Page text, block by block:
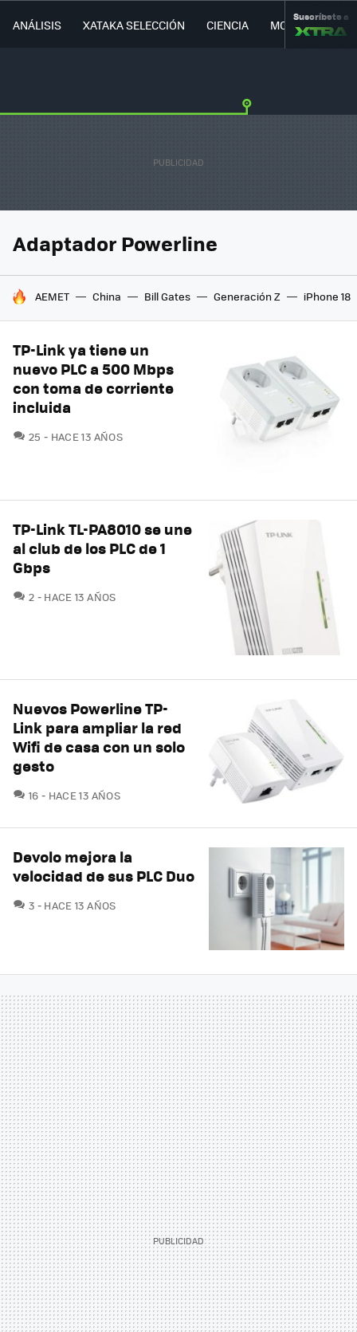
ANÁLISIS XATAKA SELECCIÓN CIENCIA MOVILIDAD
Suscríbete a
Adaptador Powerline
HOY SE HABLA DE
AEMET China Bill Gates Generación Z iPhone 18
TP-Link ya tiene un
nuevo PLC a 500 Mbps
con toma de corriente
incluida
25 COMENTARIOS
HACE 13 AÑOS
TP-Link TL-PA8010 se une
al club de los PLC de 1
Gbps
2 COMENTARIOS
HACE 13 AÑOS
Nuevos Powerline TP-
Link para ampliar la red
Wifi de casa con un solo
gesto
16 COMENTARIOS
HACE 13 AÑOS
Devolo mejora la
velocidad de sus PLC Duo
3 COMENTARIOS
HACE 13 AÑOS